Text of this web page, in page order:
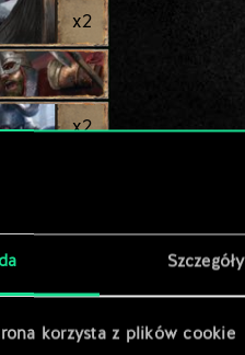
Szczegóły
korzysta z plików cookie
x2
x2
x2